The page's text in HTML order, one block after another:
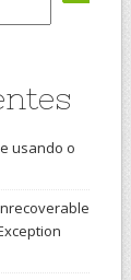
usando o